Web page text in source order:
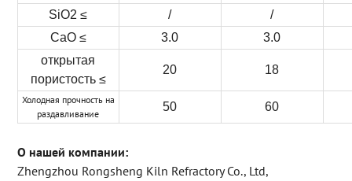
SiO2 ≤
/
/
CaO ≤
3.0
3.0
открытая
пористость ≤
20 18
Холодная прочность на
раздавливание
50 60
О нашей компании:
Zhengzhou Rongsheng Kiln Refractory Co., Ltd,